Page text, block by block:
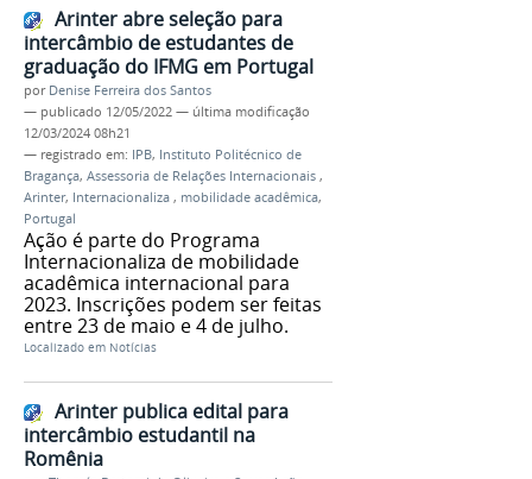
Arinter abre seleção para
intercâmbio de estudantes de
graduação do IFMG em Portugal
por Denise Ferreira dos Santos
— publicado 12/05/2022 — última modificação
12/03/2024 08h21
— registrado em: IPB, Instituto Politécnico de
Bragança, Assessoria de Relações Internacionais ,
Arinter, Internacionaliza , mobilidade acadêmica,
Portugal
Ação é parte do Programa
Internacionaliza de mobilidade
acadêmica internacional para
2023. Inscrições podem ser feitas
entre 23 de maio e 4 de julho.
Localizado em Notícias
Arinter publica edital para
intercâmbio estudantil na
Romênia